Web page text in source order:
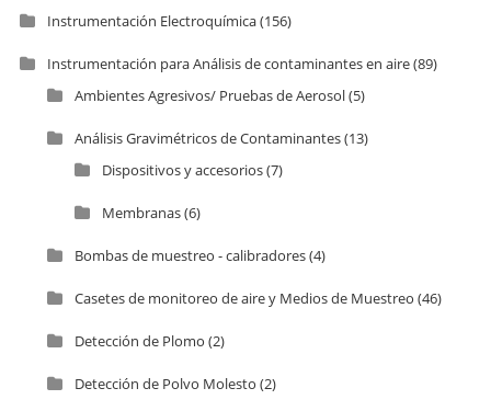
Instrumentación Electroquímica(156)
Instrumentación para Análisis de contaminantes en aire(89)
Ambientes Agresivos/ Pruebas de Aerosol(5)
Análisis Gravimétricos de Contaminantes(13)
Dispositivos y accesorios(7)
Membranas(6)
Bombas de muestreo - calibradores(4)
Casetes de monitoreo de aire y Medios de Muestreo (46)
Detección de Plomo (2)
Detección de Polvo Molesto (2)